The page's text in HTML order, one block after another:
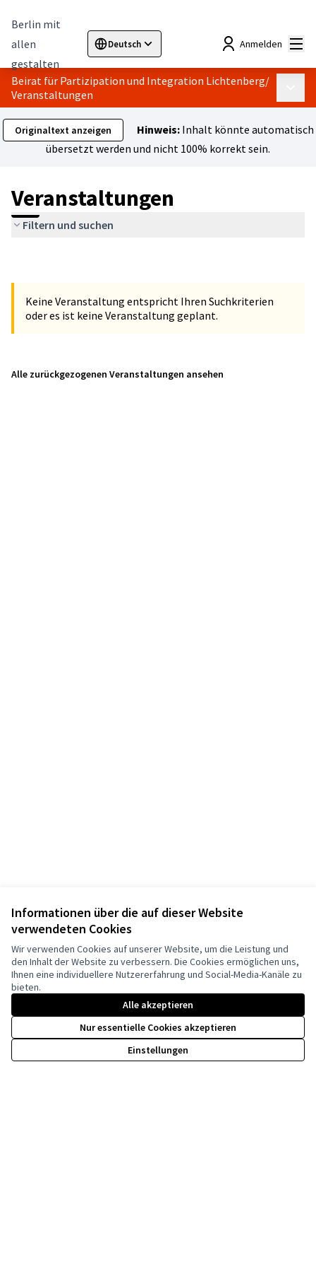
Informationen über die auf dieser Website
verwendeten Cookies
Wir verwenden Cookies auf unserer Website, um die Leistung und
den Inhalt der Website zu verbessern. Die Cookies ermöglichen uns,
Ihnen eine individuellere Nutzererfahrung und Social-Media-Kanäle zu
bieten.
Alle akzeptieren
Nur essentielle Cookies akzeptieren
Einstellungen
Berlin mit
allen
gestalten
Deutsch
Sprache wählen Choose languageElegir el idioma
Anmelden
Beirat für Partizipation und Integration Lichtenberg/
Veranstaltungen
Originaltext anzeigen Hinweis:Inhalt könnte automatisch
übersetzt werden und nicht 100% korrekt sein.
Veranstaltungen
Filtern und suchen
Keine Veranstaltung entspricht Ihren Suchkriterien
oder es ist keine Veranstaltung geplant.
Alle zurückgezogenen Veranstaltungen ansehen
Nutzungsbedingungen
erstellt.
Creative
(Externer